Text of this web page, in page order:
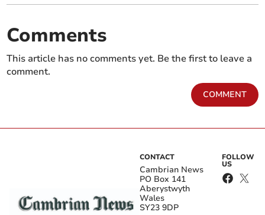
Comments
This article has no comments yet. Be the first to leave a
comment.
COMMENT
CONTACT
Cambrian News
PO Box 141
Aberystwyth
Wales
SY23 9DP
FOLLOW
US